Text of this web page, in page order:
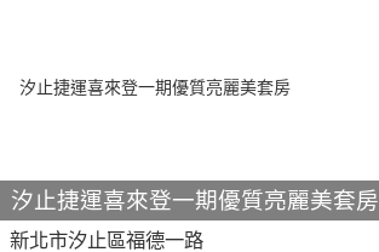
汐止捷運喜來登一期優質亮麗美套房
新北市汐止區福德一路